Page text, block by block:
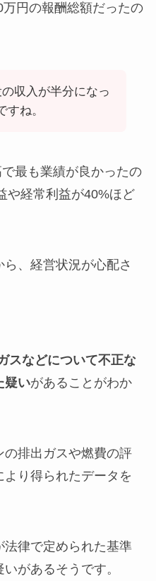
円の報酬総額だったの
収入が半分になっ
すね。
最も業績が良かったの
や経常利益が40%ほど
、経営状況が心配さ
スなどについて不正な
疑いがあることがわか
排出ガスや燃費の評
り得られたデータを
法律で定められた基準
があるそうです。